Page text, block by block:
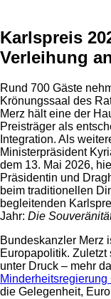
Karlspreis
Verleihung
Rund 700 Gäste
Krönungssaal des
Merz hält eine der
Preisträger als
Integration. Als
Ministerpräsident
dem 13. Mai 2026,
Präsidentin und
beim traditionellen
begleitenden
Jahr: Die
Bundeskanzler Merz
Europapolitik.
unter Druck – mehr
die Gelegenheit,